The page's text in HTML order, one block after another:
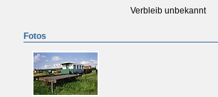
Verbleib unbekannt
Fotos